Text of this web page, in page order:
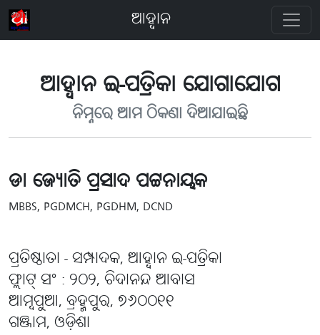
ଆହ୍ବାନ
ଆହ୍ବାନ ଇ-ପତ୍ରିକା ଯୋଗାଯୋଗ
ନିମ୍ନରେ ଆମ ଠିକଣା ଦିଆଯାଇଛି
ଡା ଜ୍ୟୋତି ପ୍ରସାଦ ପଟ୍ଟନାୟକ
MBBS, PGDMCH, PGDHM, DCND
ପ୍ରତିଷ୍ଠାତା - ସମ୍ପାଦକ, ଆହ୍ବାନ ଇ-ପତ୍ରିକା
ଫ୍ଲାଟ୍ ସଂ : ୨୦୨, ଚିଦାନନ୍ଦ ଆବାସ
ଆମ୍ବପୁଆ, ବ୍ରହ୍ମପୁର, ୭୬୦୦୧୧
ଗଞ୍ଜାମ, ଓଡ଼ିଶା